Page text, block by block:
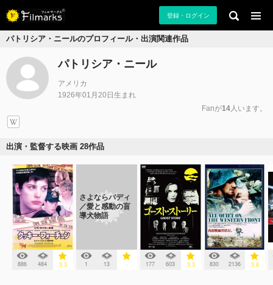
登録・ログイン
パトリシア・ニールのプロフィール・出演関連作品
パトリシア・ニール
アメリカ
1926年01月20日生まれ
Fanが14人います。
出演・監督する映画 28作品
886 484 3.3
さよならバディ
／愛と感動の盲
導犬物語
1 13 - 177 603 3.3 830 2136 3.8